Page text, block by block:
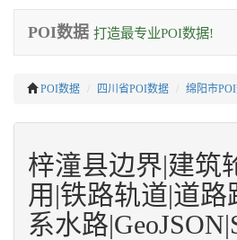
POI数据 打造最专业POI数据!
POI数据 四川省POI数据 绵阳市
梓潼县边界|建筑
用|铁路轨道|道路
系水路